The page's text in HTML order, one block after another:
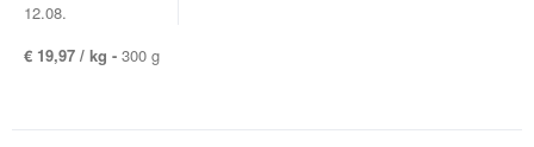
12.08.
€ 19,97 / kg - 300 g